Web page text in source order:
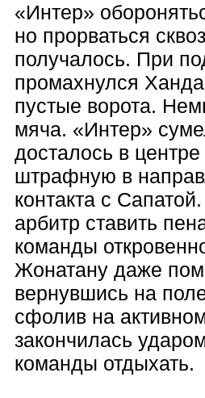
«Интер»
но прорваться
получалось. При
промахнулся
пустые ворота.
мяча. «Интер»
досталось в
штрафную в
контакта с
арбитр ставить
команды
Жонатану даже
вернувшись на
сфолив на
закончилась
команды отдыхать.